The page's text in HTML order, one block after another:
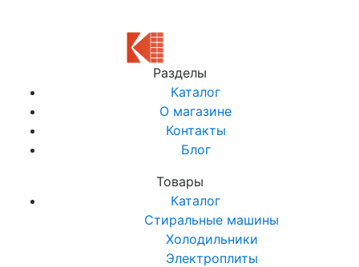
Разделы
Каталог
О магазине
Контакты
Блог
Товары
Каталог
Стиральные машины
Холодильники
Электроплиты